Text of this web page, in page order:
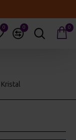
0 0 0
Kristal